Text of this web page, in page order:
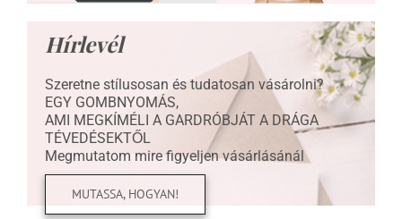
Hírlevél
Szeretne stílusosan és tudatosan vásárolni?
EGY GOMBNYOMÁS,
AMI MEGKÍMÉLI A GARDRÓBJÁT A DRÁGA
TÉVEDÉSEKTŐL
Megmutatom mire figyeljen vásárlásánál
MUTASSA, HOGYAN!